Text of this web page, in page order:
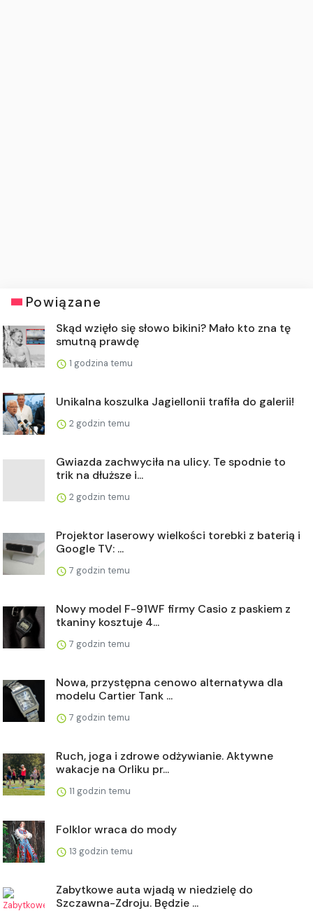
Powiązane
Skąd wzięło się słowo bikini? Mało kto zna tę
smutną prawdę
1 godzina temu
Unikalna koszulka Jagiellonii trafiła do galerii!
2 godzin temu
Gwiazda zachwyciła na ulicy. Te spodnie to
trik na dłuższe i...
2 godzin temu
Projektor laserowy wielkości torebki z baterią i
Google TV: ...
7 godzin temu
Nowy model F-91WF firmy Casio z paskiem z
tkaniny kosztuje 4...
7 godzin temu
Nowa, przystępna cenowo alternatywa dla
modelu Cartier Tank ...
7 godzin temu
Ruch, joga i zdrowe odżywianie. Aktywne
wakacje na Orliku pr...
11 godzin temu
Folklor wraca do mody
13 godzin temu
Zabytkowe auta wjadą w niedzielę do
Szczawna-Zdroju. Będzie ...